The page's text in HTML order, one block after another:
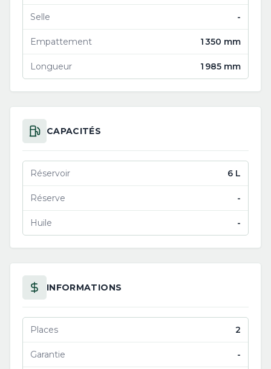
Selle -
Empattement 1 350 mm
Longueur 1 985 mm
CAPACITÉS
Réservoir 6 L
Réserve -
Huile -
INFORMATIONS
Places 2
Garantie -